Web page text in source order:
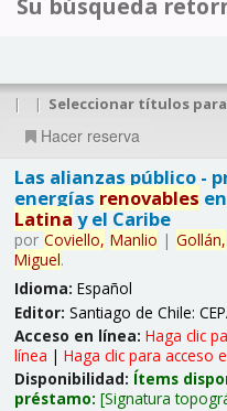
| | Seleccionar títulos
Hacer reserva
Las alianzas público -
energías renovables
Latina y el Caribe
por Coviello, Manlio | Gollán,
Miguel.
Idioma: Español
Editor: Santiago de Chile:
Acceso en línea: Haga clic
línea | Haga clic para acceso
Disponibilidad: Ítems
préstamo: Signatura